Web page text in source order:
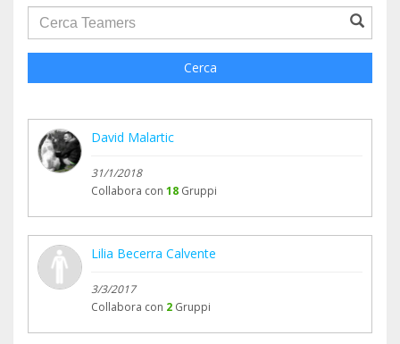
groupProfile.searchForm.search.text???
Cerca
David Malartic
31/1/2018
Collabora con 18 Gruppi
Lilia Becerra Calvente
3/3/2017
Collabora con 2 Gruppi